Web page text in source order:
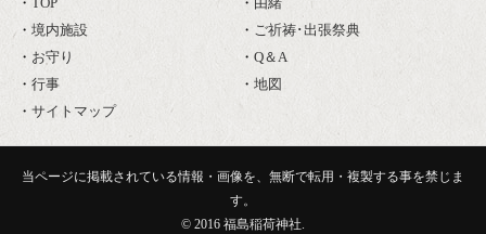
TOP
由緒
境内施設
ご祈祷･出張祭典
お守り
Q＆A
行事
地図
サイトマップ
当ページに掲載されている情報・画像を、無断で転用・複製する事を禁じま
す。
© 2016 福島稲荷神社.